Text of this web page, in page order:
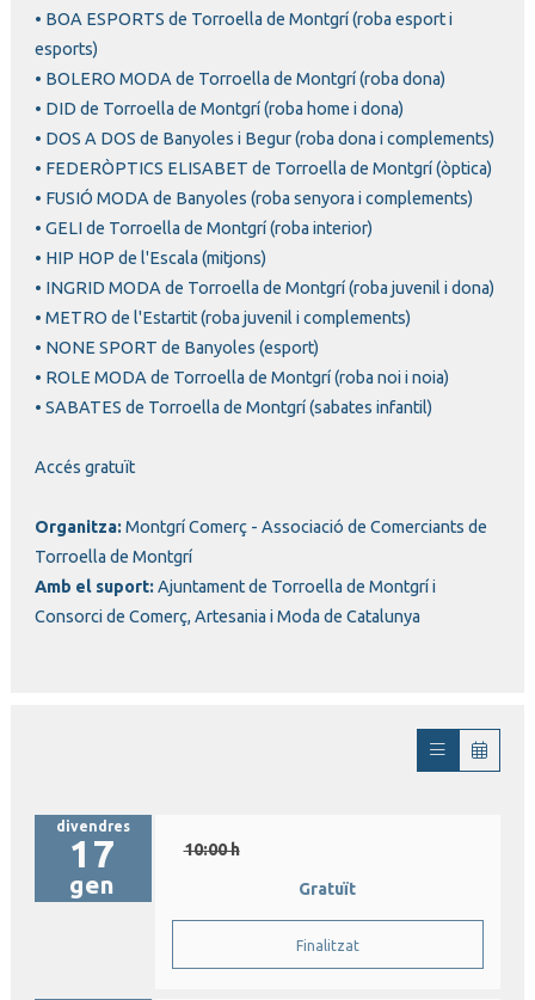
• BOA ESPORTS de Torroella de Montgrí (roba esport i
esports)
• BOLERO MODA de Torroella de Montgrí (roba dona)
• DID de Torroella de Montgrí (roba home i dona)
• DOS A DOS de Banyoles i Begur (roba dona i complements)
• FEDERÒPTICS ELISABET de Torroella de Montgrí (òptica)
• FUSIÓ MODA de Banyoles (roba senyora i complements)
• GELI de Torroella de Montgrí (roba interior)
• HIP HOP de l'Escala (mitjons)
• INGRID MODA de Torroella de Montgrí (roba juvenil i dona)
• METRO de l'Estartit (roba juvenil i complements)
• NONE SPORT de Banyoles (esport)
• ROLE MODA de Torroella de Montgrí (roba noi i noia)
• SABATES de Torroella de Montgrí (sabates infantil)
Accés gratuït
Organitza:Montgrí Comerç - Associació de Comerciants de
Torroella de Montgrí
Amb el suport:Ajuntament de Torroella de Montgrí i
Consorci de Comerç, Artesania i Moda de Catalunya
divendres
17
gen
10:00 h
Gratuït
Finalitzat